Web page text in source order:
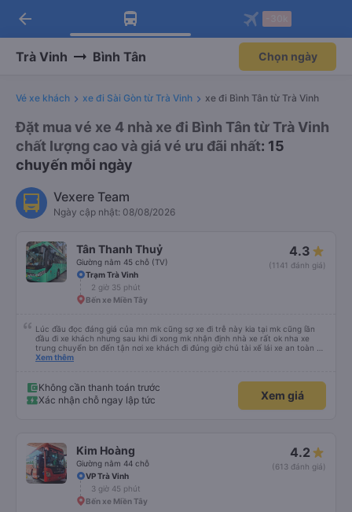
Tải app Vexere ngay!
Nhận ưu đãi thành viên độc
Mở app
Tải app Vexere
-30k/ghế khi đặt vé máy bay qua
Mở app
arrow_back
Trà Vinh Bình Tân Chọn ngày
Vé xe khách xe đi Sài Gòn từ Trà Vinh xe đi Bình Tân từ Trà Vinh
Đặt mua vé xe 4 nhà xe đi Bình Tân từ Trà Vinh
chất lượng cao và giá vé ưu đãi nhất: 15
chuyến mỗi ngày
Vexere Team
Ngày cập nhật: 08/08/2026
Tân Thanh Thuỷ
Giường nằm 45 chỗ (TV)
4.3
(1141 đánh giá)
Trạm Trà Vinh
2 giờ 35 phút
Bến xe Miền Tây
Lúc đầu đọc đáng giá của mn mk cũng sợ xe đi trễ này kia tại mk cũng lần
đầu đi xe khách nhưng sau khi đi xong mk nhận định nhà xe rất ok nha xe
trung chuyển bn đến tận nơi xe khách đi đúng giờ chú tài xế lái xe an toàn và
ko sốc quá đầu nha nv trên xe cũng chu đáo nchung mk có đi sg vẫn ủng hộ
Xem thêm
Không cần thanh toán trước
Xác nhận chỗ ngay lập tức
Xem giá
Kim Hoàng
Giường nằm 44 chỗ
4.2
(613 đánh giá)
VP Trà Vinh
3 giờ 45 phút
Bến xe Miền Tây